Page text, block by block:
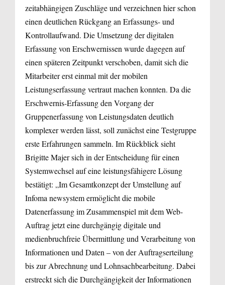
zeitabhängigen Zuschläge und verzeichnen hier schon
einen deutlichen Rückgang an Erfassungs- und
Kontrollaufwand. Die Umsetzung der digitalen
Erfassung von Erschwernissen wurde dagegen auf
einen späteren Zeitpunkt verschoben, damit sich die
Mitarbeiter erst einmal mit der mobilen
Leistungserfassung vertraut machen konnten. Da die
Erschwernis-Erfassung den Vorgang der
Gruppenerfassung von Leistungsdaten deutlich
komplexer werden lässt, soll zunächst eine Testgruppe
erste Erfahrungen sammeln. Im Rückblick sieht
Brigitte Majer sich in der Entscheidung für einen
Systemwechsel auf eine leistungsfähigere Lösung
bestätigt: „Im Gesamtkonzept der Umstellung auf
Infoma newsystem ermöglicht die mobile
Datenerfassung im Zusammenspiel mit dem Web-
Auftrag jetzt eine durchgängig digitale und
medienbruchfreie Übermittlung und Verarbeitung von
Informationen und Daten – von der Auftragserteilung
bis zur Abrechnung und Lohnsachbearbeitung. Dabei
erstreckt sich die Durchgängigkeit der Informationen